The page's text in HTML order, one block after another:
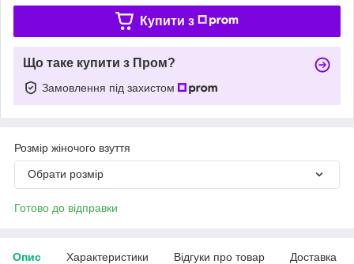
Купити з
Що таке купити з Пром?
Замовлення під захистом
Розмір жіночого взуття
Обрати розмір
Готово до відправки
Опис Характеристики Відгуки про товар Доставка